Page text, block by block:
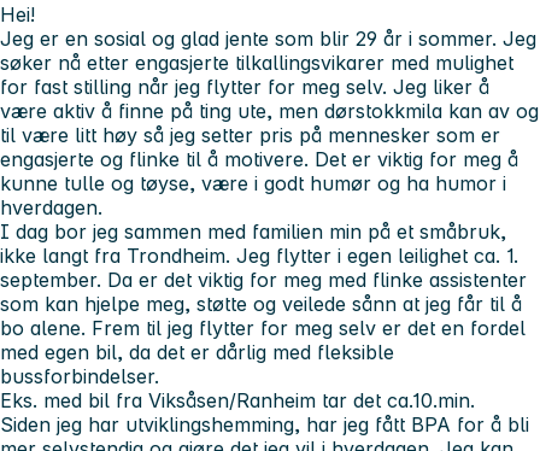
Hei!
Jeg er en sosial og glad jente som blir 29 år i sommer. Jeg
søker nå etter engasjerte tilkallingsvikarer med mulighet
for fast stilling når jeg flytter for meg selv. Jeg liker å
være aktiv å finne på ting ute, men dørstokkmila kan av og
til være litt høy så jeg setter pris på mennesker som er
engasjerte og flinke til å motivere. Det er viktig for meg å
kunne tulle og tøyse, være i godt humør og ha humor i
hverdagen.
I dag bor jeg sammen med familien min på et småbruk,
ikke langt fra Trondheim. Jeg flytter i egen leilighet ca. 1.
september. Da er det viktig for meg med flinke assistenter
som kan hjelpe meg, støtte og veilede sånn at jeg får til å
bo alene. Frem til jeg flytter for meg selv er det en fordel
med egen bil, da det er dårlig med fleksible
bussforbindelser.
Eks. med bil fra Viksåsen/Ranheim tar det ca.10.min.
Siden jeg har utviklingshemming, har jeg fått BPA for å bli